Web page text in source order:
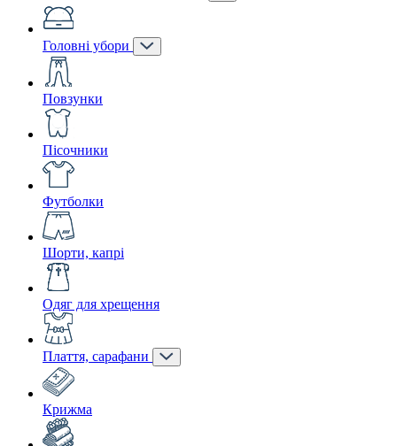
Головні убори
Повзунки
Пісочники
Футболки
Шорти, капрі
Одяг для хрещення
Плаття, сарафани
Крижма